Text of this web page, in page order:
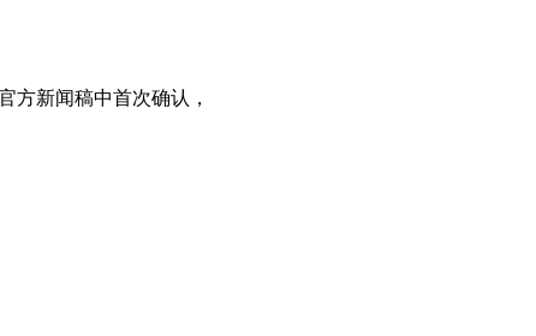
方新闻稿中首次确认，